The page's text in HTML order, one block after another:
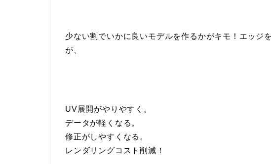
少ない割でいかに良いモデルを作るかがキモ！エッジ
が、
UV展開がやりやすく。
データが軽くなる。
修正がしやすくなる。
レンダリングコスト削減！